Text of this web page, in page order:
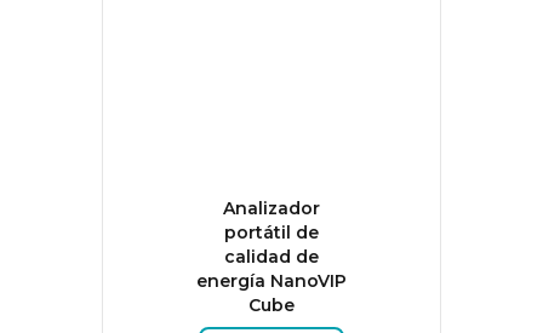
Analizador
portátil de
calidad de
energía NanoVIP
Cube